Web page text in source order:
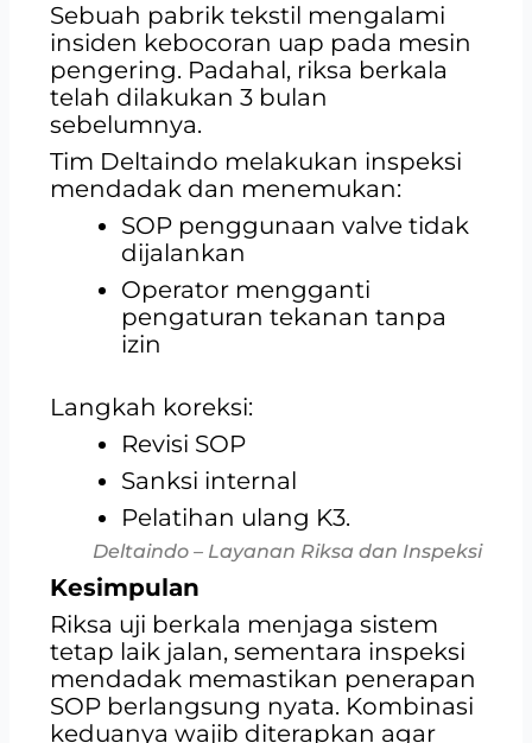
Sebuah pabrik tekstil mengalami
insiden kebocoran uap pada mesin
pengering. Padahal, riksa berkala
telah dilakukan 3 bulan
sebelumnya.
Tim Deltaindo melakukan inspeksi
mendadak dan menemukan:
SOP penggunaan valve tidak
dijalankan
Operator mengganti
pengaturan tekanan tanpa
izin
Langkah koreksi:
Revisi SOP
Sanksi internal
Pelatihan ulang K3.
Deltaindo – Layanan Riksa dan Inspeksi
Kesimpulan
Riksa uji berkala menjaga sistem
tetap laik jalan, sementara inspeksi
mendadak memastikan penerapan
SOP berlangsung nyata. Kombinasi
keduanya wajib diterapkan agar